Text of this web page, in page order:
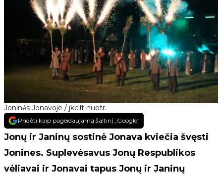
Joninės Jonavoje / jkc.lt nuotr.
Pridėti kaip pageidaujamą šaltinį „Google“
Jonų ir Janinų sostinė Jonava kviečia švęsti
Jonines. Suplevėsavus Jonų Respublikos
vėliavai ir Jonavai tapus Jonų ir Janinų